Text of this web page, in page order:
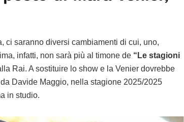
ci saranno diversi cambiamenti di cui, uno,
infatti, non sarà più al timone de “Le stagioni
Rai. A sostituire lo show e la Venier dovrebbe
Davide Maggio, nella stagione 2025/2025
in studio.